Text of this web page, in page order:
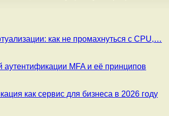
как не промахнуться с CPU,…
MFA и её принципов
как сервис для бизнеса в 2026 году